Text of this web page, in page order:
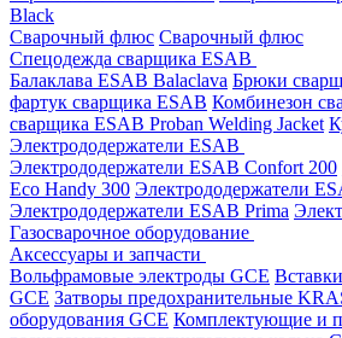
Black
Сварочный флюс Сварочный флюс
Спецодежда сварщика ESAB
Балаклава ESAB Balaclava Брюки
фартук сварщика ESAB Комбинезон
сварщика ESAB Proban Welding Jacket
Электрододержатели ESAB
Электрододержатели ESAB Confort 200
Eco Handy 300 Электрододержатели
Электрододержатели ESAB Prima
Газосварочное оборудование
Аксессуары и запчасти
Вольфрамовые электроды GCE
GCE Затворы предохранительные
оборудования GCE Комплектующие и